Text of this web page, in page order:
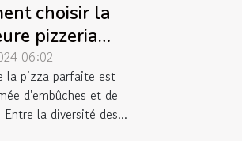
choisir la
pizzeria
pizzas
06:02
la pizza parfaite est
d'embûches et de
la diversité des...